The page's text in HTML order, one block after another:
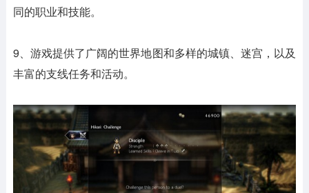
同的职业和技能。
9、游戏提供了广阔的世界地图和多样的城镇、迷宫，以及
丰富的支线任务和活动。